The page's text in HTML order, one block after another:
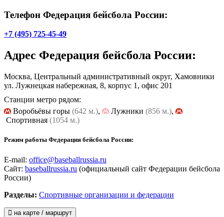
Телефон Федерация бейсбола России:
+7 (495) 725-45-49
Адрес Федерация бейсбола России:
Москва, Центральный административный округ, Хамовники
ул. Лужнецкая набережная, 8, корпус 1 , офис 201
Станции метро рядом:
Воробьёвы горы (642 м.), Лужники (856 м.),
Cпортивная (1054 м.)
Режим работы Федерация бейсбола России:
E-mail: office@baseballrussia.ru
Сайт: baseballrussia.ru (официальный сайт Федерации бейсбола
России)
Разделы: Спортивные организации и федерации
на карте / маршрут